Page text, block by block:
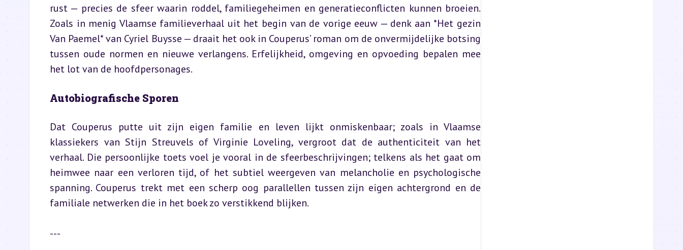
rust — precies de sfeer waarin roddel, familiegeheimen en generatieconflicten kunnen broeien.
Zoals in menig Vlaamse familieverhaal uit het begin van de vorige eeuw — denk aan *Het gezin
Van Paemel* van Cyriel Buysse — draait het ook in Couperus’ roman om de onvermijdelijke botsing
tussen oude normen en nieuwe verlangens. Erfelijkheid, omgeving en opvoeding bepalen mee
het lot van de hoofdpersonages.
Autobiografische Sporen
Dat Couperus putte uit zijn eigen familie en leven lijkt onmiskenbaar; zoals in Vlaamse
klassiekers van Stijn Streuvels of Virginie Loveling, vergroot dat de authenticiteit van het
verhaal. Die persoonlijke toets voel je vooral in de sfeerbeschrijvingen; telkens als het gaat om
heimwee naar een verloren tijd, of het subtiel weergeven van melancholie en psychologische
spanning. Couperus trekt met een scherp oog parallellen tussen zijn eigen achtergrond en de
familiale netwerken die in het boek zo verstikkend blijken.
---